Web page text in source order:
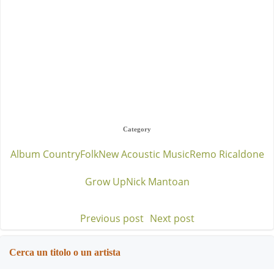
Category
Album CountryFolkNew Acoustic MusicRemo Ricaldone
Grow UpNick Mantoan
Post
navigation
Previous post Post
Next post
Cerca un titolo o un artista